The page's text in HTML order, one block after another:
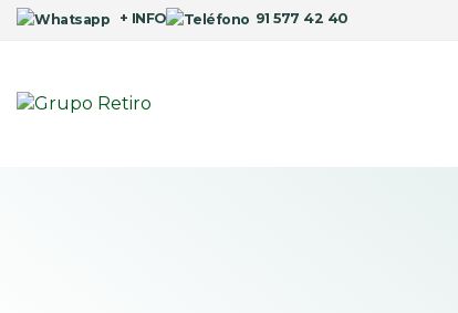
+ INFO 91 577 42 40